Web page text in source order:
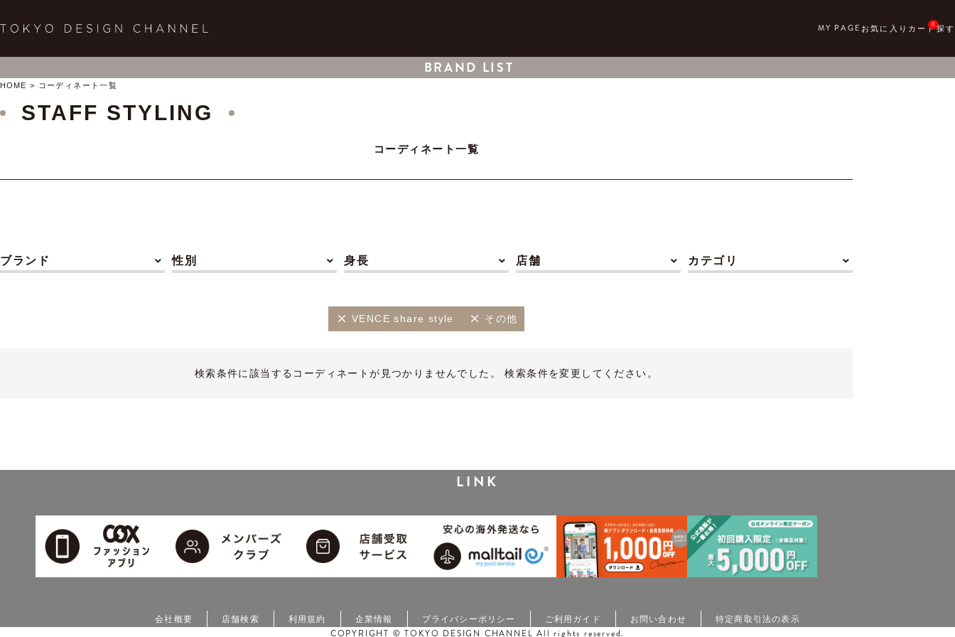
0
BRAND LIST
HOME コーディネート一覧
STAFF STYLING
コーディネート一覧
ブランド 性別 身長 店舗 カテゴリ
VENCE share style その他
検索条件に該当するコーディネートが見つかりませんでした。 検索条件を変更してください。
LINK
会社概要 店舗検索 利用規約 企業情報 プライバシーポリシー ご利用ガイド お問い合わせ 特定商取引法の表示
COPYRIGHT © TOKYO DESIGN CHANNEL All rights reserved.